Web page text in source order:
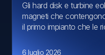
Gli hard disk e turbine
magneti che
il primo impianto che le
6 luglio 2026